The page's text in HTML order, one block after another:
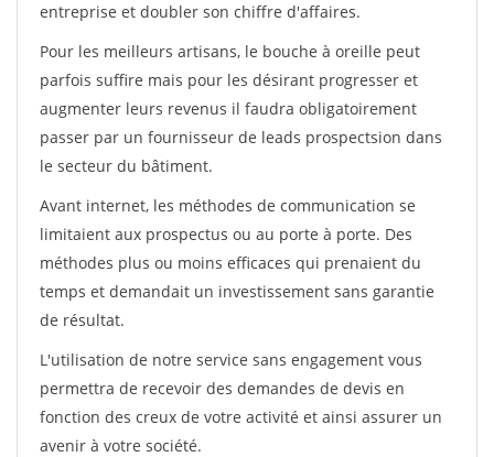
entreprise et doubler son chiffre d'affaires.
Pour les meilleurs artisans, le bouche à oreille peut
parfois suffire mais pour les désirant progresser et
augmenter leurs revenus il faudra obligatoirement
passer par un fournisseur de leads prospectsion dans
le secteur du bâtiment.
Avant internet, les méthodes de communication se
limitaient aux prospectus ou au porte à porte. Des
méthodes plus ou moins efficaces qui prenaient du
temps et demandait un investissement sans garantie
de résultat.
L'utilisation de notre service sans engagement vous
permettra de recevoir des demandes de devis en
fonction des creux de votre activité et ainsi assurer un
avenir à votre société.